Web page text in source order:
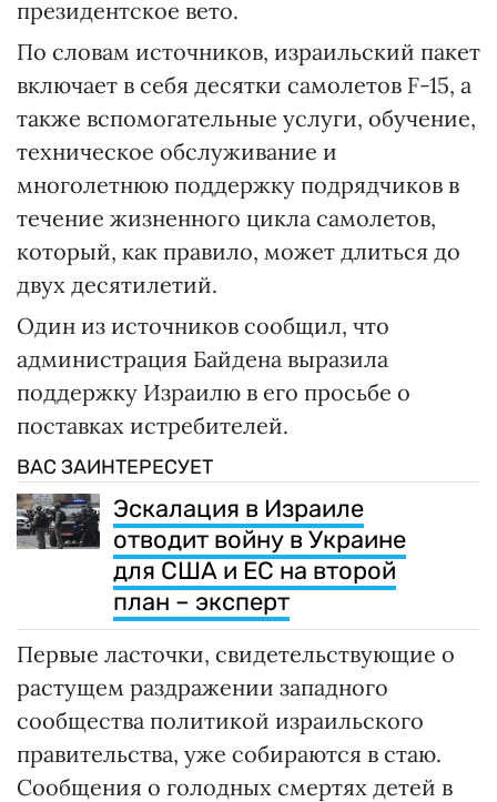
президентское вето.
По словам источников, израильский пакет
включает в себя десятки самолетов F-15, а
также вспомогательные услуги, обучение,
техническое обслуживание и
многолетнюю поддержку подрядчиков в
течение жизненного цикла самолетов,
который, как правило, может длиться до
двух десятилетий.
Один из источников сообщил, что
администрация Байдена выразила
поддержку Израилю в его просьбе о
поставках истребителей.
ВАС ЗАИНТЕРЕСУЕТ
Эскалация в Израиле
отводит войну в Украине
для США и ЕС на второй
план – эксперт
Первые ласточки, свидетельствующие о
растущем раздражении западного
сообщества политикой израильского
правительства, уже собираются в стаю.
Сообщения о голодных смертях детей в